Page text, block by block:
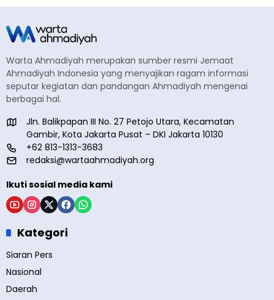
Warta Ahmadiyah merupakan sumber resmi Jemaat
Ahmadiyah Indonesia yang menyajikan ragam informasi
seputar kegiatan dan pandangan Ahmadiyah mengenai
berbagai hal.
Jln. Balikpapan III No. 27 Petojo Utara, Kecamatan
Gambir, Kota Jakarta Pusat – DKI Jakarta 10130
+62 813-1313-3683
redaksi@wartaahmadiyah.org
Ikuti sosial media kami
Kategori
Siaran Pers
Nasional
Daerah